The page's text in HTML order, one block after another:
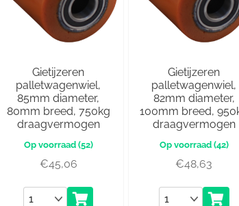
Gietijzeren
palletwagenwiel,
85mm diameter,
80mm breed, 750kg
draagvermogen
(52)
€45,06
Aantal
Gietijzeren
palletwagenwiel,
82mm diameter,
100mm breed,
draagvermogen
(42)
€48,63
Aantal